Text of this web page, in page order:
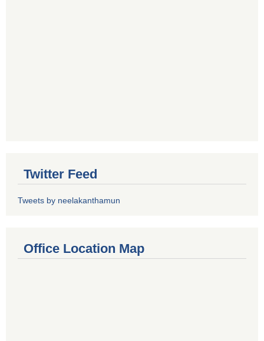
Twitter Feed
Tweets by neelakanthamun
Office Location Map